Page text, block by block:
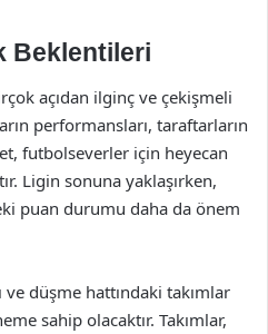
Beklentileri
açıdan ilginç ve çekişmeli
performansları, taraftarların
futbolseverler için heyecan
Ligin sonuna yaklaşırken,
puan durumu daha da önem
düşme hattındaki takımlar
sahip olacaktır. Takımlar,